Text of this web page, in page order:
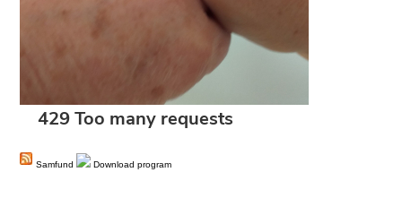
Samfund Download program